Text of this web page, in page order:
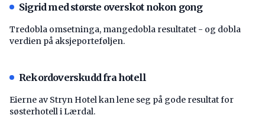
Sigrid med største overskot nokon gong
Tredobla omsetninga, mangedobla resultatet - og dobla
verdien på aksjeporteføljen.
Rekordoverskudd fra hotell
Eierne av Stryn Hotel kan lene seg på gode resultat for
søsterhotell i Lærdal.